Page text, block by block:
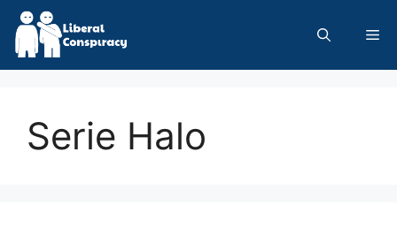
Skip
content
Serie Halo